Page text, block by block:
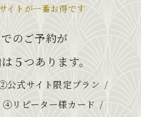
イトが一番お得です
のご予約が
５つあります。
公式サイト限定プラン
④リピーター様カード